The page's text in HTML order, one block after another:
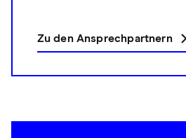
Zu den Ansprechpartnern